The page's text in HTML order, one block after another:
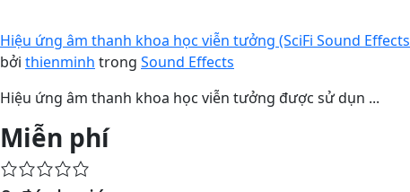
Hiệu ứng âm thanh khoa học viễn tưởng (SciFi Sound Effects
bởi thienminh trong Sound Effects
Hiệu ứng âm thanh khoa học viễn tưởng được sử dụn ...
Miễn phí